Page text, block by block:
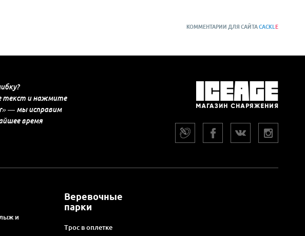
КОММЕНТАРИИ ДЛЯ САЙТАCACKL E
текст и нажмите
— мы исправим
время
и
Веревочные
парки
Трос в оплетке